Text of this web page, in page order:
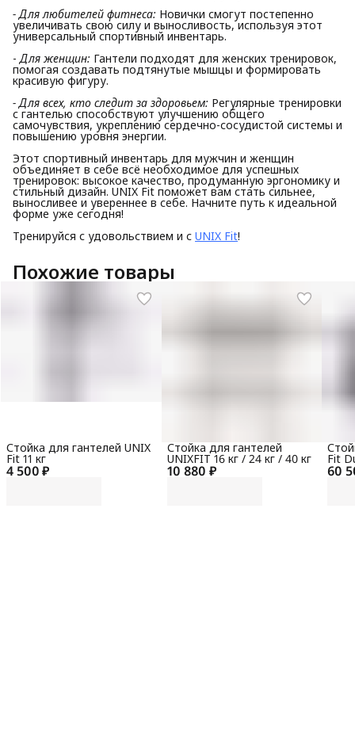
- Для любителей фитнеса: Новички смогут постепенно
увеличивать свою силу и выносливость, используя этот
универсальный спортивный инвентарь.
-Для женщин: Гантели подходят для женских тренировок,
помогая создавать подтянутые мышцы и формировать
красивую фигуру.
- Для всех, кто следит за здоровьем: Регулярные тренировки
с гантелью способствуют улучшению общего
самочувствия, укреплению сердечно-сосудистой системы и
повышению уровня энергии.
Этот спортивный инвентарь для мужчин и женщин
объединяет в себе всё необходимое для успешных
тренировок: высокое качество, продуманную эргономику и
стильный дизайн. UNIX Fit поможет вам стать сильнее,
выносливее и увереннее в себе. Начните путь к идеальной
форме уже сегодня!
Тренируйся с удовольствием и с UNIX Fit!
Похожие товары
4 500 ₽
Стойка для гантелей UNIX
Fit 11 кг
10 880 ₽
Стойка для гантелей
UNIXFIT 16 кг / 24 кг / 40 кг
60
Fit
кг)